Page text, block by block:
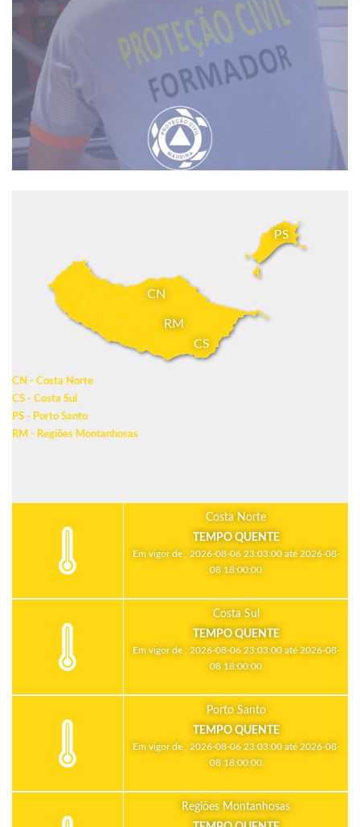
CN
CS
PS
RM
CN - Costa Norte
CS - Costa Sul
PS - Porto Santo
RM - Regiões Montanhosas
Costa Norte
TEMPO QUENTE
Em vigor de , 2026-08-06 23:03:00 até 2026-08-
08 18:00:00
Costa Sul
TEMPO QUENTE
Em vigor de , 2026-08-06 23:03:00 até 2026-08-
08 18:00:00
Porto Santo
TEMPO QUENTE
Em vigor de , 2026-08-06 23:03:00 até 2026-08-
08 18:00:00
Regiões Montanhosas